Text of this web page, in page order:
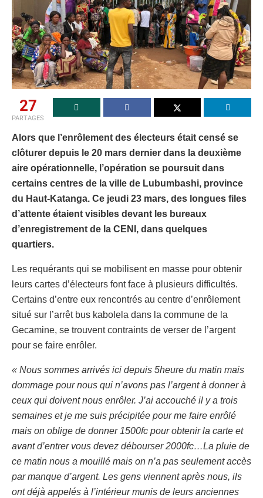
27
PARTAGES
Alors que l’enrôlement des électeurs était censé se
clôturer depuis le 20 mars dernier dans la deuxième
aire opérationnelle, l’opération se poursuit dans
certains centres de la ville de Lubumbashi, province
du Haut-Katanga. Ce jeudi 23 mars, des longues files
d’attente étaient visibles devant les bureaux
d’enregistrement de la CENI, dans quelques
quartiers.
Les requérants qui se mobilisent en masse pour obtenir
leurs cartes d’électeurs font face à plusieurs difficultés.
Certains d’entre eux rencontrés au centre d’enrôlement
situé sur l’arrêt bus kabolela dans la commune de la
Gecamine, se trouvent contraints de verser de l’argent
pour se faire enrôler.
« Nous sommes arrivés ici depuis 5heure du matin mais
dommage pour nous qui n’avons pas l’argent à donner à
ceux qui doivent nous enrôler. J’ai accouché il y a trois
semaines et je me suis précipitée pour me faire enrôlé
mais on oblige de donner 1500fc pour obtenir la carte et
avant d’entrer vous devez débourser 2000fc…La pluie de
ce matin nous a mouillé mais on n’a pas seulement accès
par manque d’argent. Les gens viennent après nous, ils
ont déjà appelés à l’intérieur munis de leurs anciennes